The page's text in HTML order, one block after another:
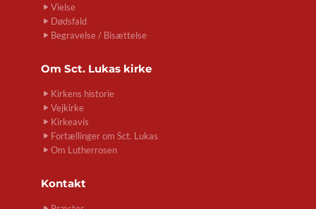
Vielse
Dødsfald
Begravelse / Bisættelse
Om Sct. Lukas kirke
Kirkens historie
Vejkirke
Kirkeavis
Fortællinger om Sct. Lukas
Om Lutherrosen
Kontakt